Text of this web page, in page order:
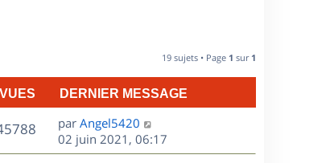
19 sujets • Page 1 sur 1
VUES DERNIER MESSAGE
V
u
D
e
r
par Angel5420
02 juin 2021, 06:17